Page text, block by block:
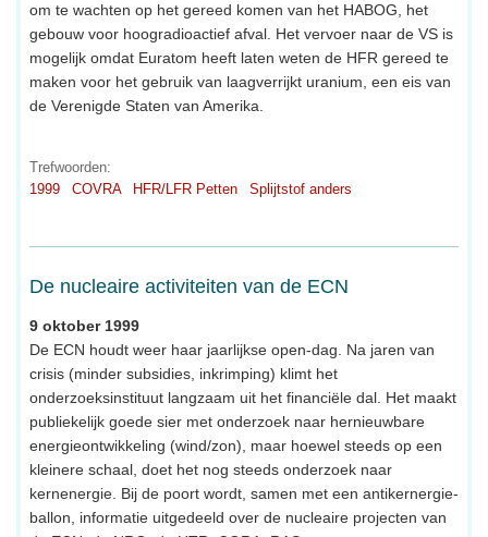
om te wachten op het gereed komen van het HABOG, het
gebouw voor hoogradioactief afval. Het vervoer naar de VS is
mogelijk omdat Euratom heeft laten weten de HFR gereed te
maken voor het gebruik van laagverrijkt uranium, een eis van
de Verenigde Staten van Amerika.
Trefwoorden:
1999
COVRA HFR/LFR Petten Splijtstof anders
De nucleaire activiteiten van de ECN
9 oktober 1999
De ECN houdt weer haar jaarlijkse open-dag. Na jaren van
crisis (minder subsidies, inkrimping) klimt het
onderzoeksinstituut langzaam uit het financiële dal. Het maakt
publiekelijk goede sier met onderzoek naar hernieuwbare
energieontwikkeling (wind/zon), maar hoewel steeds op een
kleinere schaal, doet het nog steeds onderzoek naar
kernenergie. Bij de poort wordt, samen met een antikernergie-
ballon, informatie uitgedeeld over de nucleaire projecten van